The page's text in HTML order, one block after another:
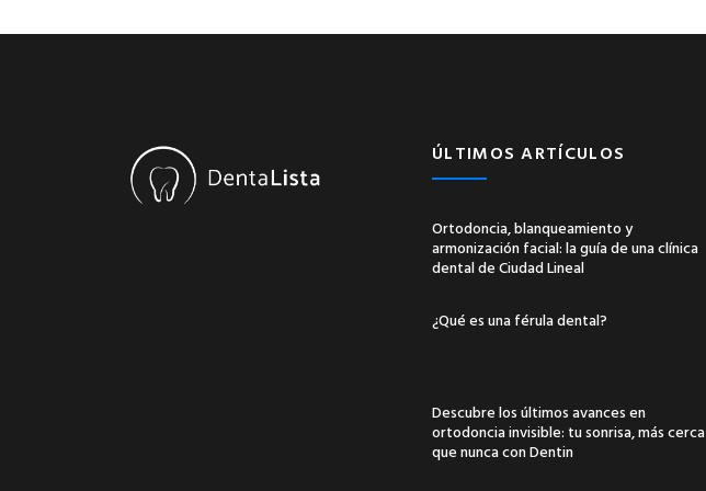
ÚLTIMOS ARTÍCULOS
Ortodoncia, blanqueamiento y
armonización facial: la guía de una clínica
dental de Ciudad Lineal
¿Qué es una férula dental?
Descubre los últimos avances en
ortodoncia invisible: tu sonrisa, más cerca
que nunca con Dentin